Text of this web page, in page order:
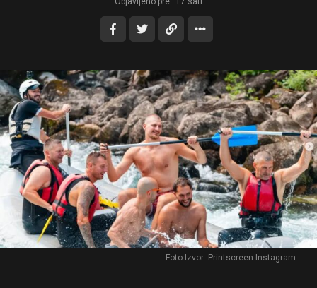
Foto Izvor: Printscreen Instagram